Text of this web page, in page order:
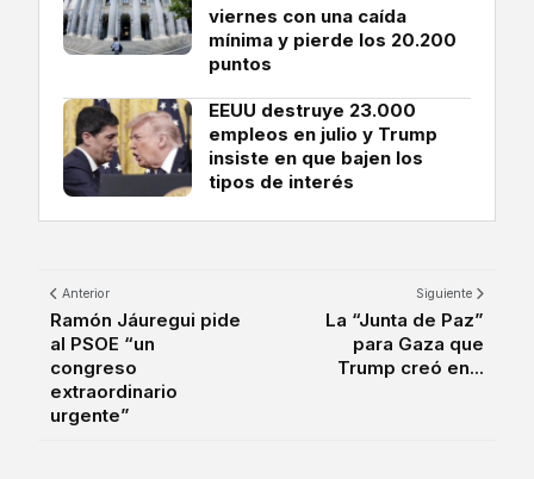
viernes con una caída
mínima y pierde los 20.200
puntos
EEUU destruye 23.000
empleos en julio y Trump
insiste en que bajen los
tipos de interés
Anterior
Ramón Jáuregui pide
al PSOE “un
congreso
extraordinario
urgente”
Siguiente
La “Junta de Paz”
para Gaza que
Trump creó en...